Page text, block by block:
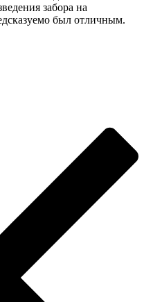
забора на
был отличным.